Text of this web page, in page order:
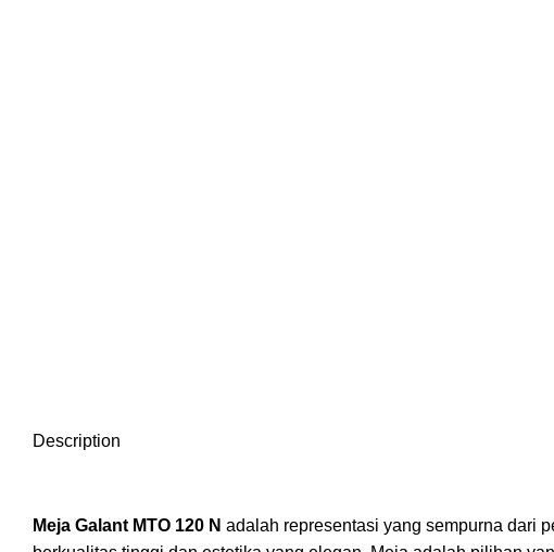
Description
Meja Galant MTO 120 N adalah representasi yang sempurna dari